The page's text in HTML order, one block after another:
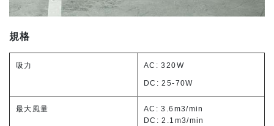
規格
吸力 AC: 320W
DC: 25-70W
最大風量
AC: 3.6m3/min
DC: 2.1m3/min